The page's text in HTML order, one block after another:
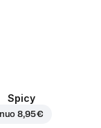
Spicy
nuo8,95 €